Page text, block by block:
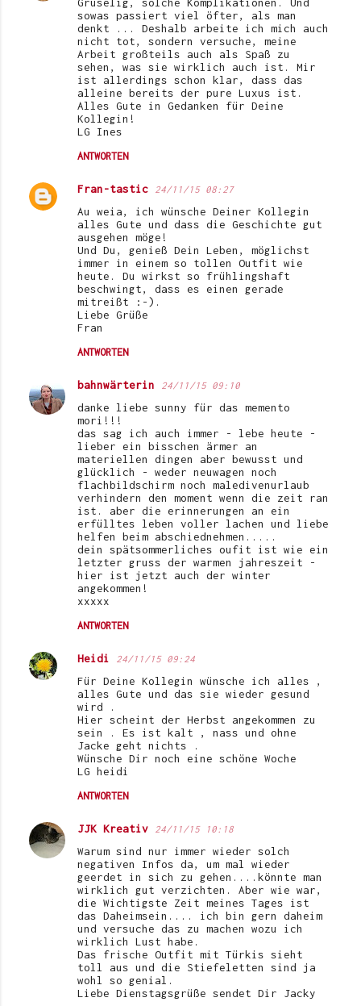
e
sowas passiert viel öfter, als man
denkt ... Deshalb arbeite ich mich auch
nicht tot, sondern versuche, meine
Arbeit großteils auch als Spaß zu
sehen, was sie wirklich auch ist. Mir
ist allerdings schon klar, dass das
alleine bereits der pure Luxus ist.
Alles Gute in Gedanken für Deine
Kollegin!
LG Ines
ANTWORTEN
Fran-tastic 24/11/15 08:27
Au weia, ich wünsche Deiner Kollegin
alles Gute und dass die Geschichte gut
ausgehen möge!
Und Du, genieß Dein Leben, möglichst
immer in einem so tollen Outfit wie
heute. Du wirkst so frühlingshaft
beschwingt, dass es einen gerade
mitreißt :-).
Liebe Grüße
Fran
ANTWORTEN
bahnwärterin 24/11/15 09:10
danke liebe sunny für das memento
mori!!!
das sag ich auch immer - lebe heute -
lieber ein bisschen ärmer an
materiellen dingen aber bewusst und
glücklich - weder neuwagen noch
flachbildschirm noch maledivenurlaub
verhindern den moment wenn die zeit ran
ist. aber die erinnerungen an ein
erfülltes leben voller lachen und liebe
helfen beim abschiednehmen.....
dein spätsommerliches oufit ist wie ein
letzter gruss der warmen jahreszeit -
hier ist jetzt auch der winter
angekommen!
xxxxx
ANTWORTEN
Heidi 24/11/15 09:24
Für Deine Kollegin wünsche ich alles ,
alles Gute und das sie wieder gesund
wird .
Hier scheint der Herbst angekommen zu
sein . Es ist kalt , nass und ohne
Jacke geht nichts .
Wünsche Dir noch eine schöne Woche
LG heidi
ANTWORTEN
JJK Kreativ 24/11/15 10:18
Warum sind nur immer wieder solch
negativen Infos da, um mal wieder
geerdet in sich zu gehen....könnte man
wirklich gut verzichten. Aber wie war,
die Wichtigste Zeit meines Tages ist
das Daheimsein.... ich bin gern daheim
und versuche das zu machen wozu ich
wirklich Lust habe.
Das frische Outfit mit Türkis sieht
toll aus und die Stiefeletten sind ja
wohl so genial.
Liebe Dienstagsgrüße sendet Dir Jacky